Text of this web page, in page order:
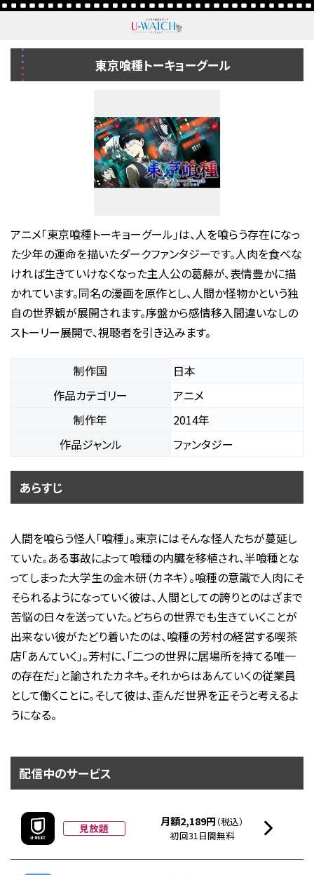
東京喰種トーキョーグール
アニメ「東京喰種トーキョーグール」は、人を喰らう存在になっ
た少年の運命を描いたダークファンタジーです。人肉を食べな
ければ生きていけなくなった主人公の葛藤が、表情豊かに描
かれています。同名の漫画を原作とし、人間か怪物かという独
自の世界観が展開されます。序盤から感情移入間違いなしの
ストーリー展開で、視聴者を引き込みます。
制作国
日本
作品カテゴリー
アニメ
制作年
2014年
作品ジャンル
ファンタジー
あらすじ
人間を喰らう怪人「喰種」。東京にはそんな怪人たちが蔓延し
ていた。ある事故によって喰種の内臓を移植され、半喰種とな
ってしまった大学生の金木研（カネキ）。喰種の意識で人肉にそ
そられるようになっていく彼は、人間としての誇りとのはざまで
苦悩の日々を送っていた。どちらの世界でも生きていくことが
出来ない彼がたどり着いたのは、喰種の芳村の経営する喫茶
店「あんていく」。芳村に、「二つの世界に居場所を持てる唯一
の存在だ」と諭されたカネキ。それからはあんていくの従業員
として働くことに。そして彼は、歪んだ世界を正そうと考えるよ
うになる。
配信中のサービス
見放題 月額2,189円 （税込）
初回31日間無料